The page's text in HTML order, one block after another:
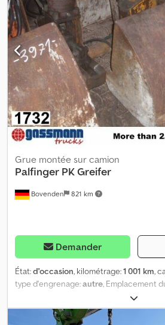
diagramme de charge : 9,1 m – 2 670 kg,
400 kg, 19,7 m – 900 kg, 23,2 m – 570 kg,
Indications concernant les accessoires
réserve de modifications, de vente
Bovenden 821 km
Grue montée sur camion
Palfinger PK Greifer
Demander
État:d'occasion, kilométrage:1 001 km,
type d'engrenage:autre, Emplacement
Pince : largeur 680 mm, profondeur 440
Rqgajfx An Eok INFORMATIONS
SANS GARANTIE. Modifications, ventes